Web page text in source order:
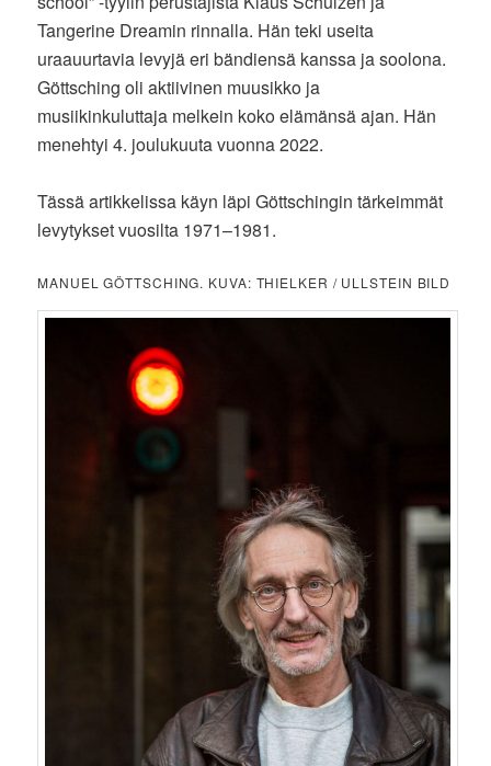
Tangerine Dreamin rinnalla. Hän teki useita
uraauurtavia levyjä eri bändiensä kanssa ja soolona.
Göttsching oli aktiivinen muusikko ja
musiikinkuluttaja melkein koko elämänsä ajan. Hän
menehtyi 4. joulukuuta vuonna 2022.
Tässä artikkelissa käyn läpi Göttschingin tärkeimmät
levytykset vuosilta 1971–1981.
MANUEL GÖTTSCHING. KUVA: THIELKER / ULLSTEIN BILD